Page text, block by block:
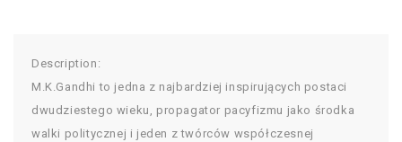
Description:
M.K.Gandhi to jedna z najbardziej inspirujących postaci
dwudziestego wieku, propagator pacyfizmu jako środka
walki politycznej i jeden z twórców współczesnej